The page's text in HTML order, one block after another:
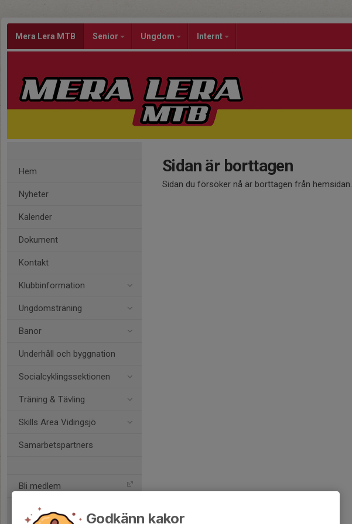
Mera Lera MTB Senior Ungdom Internt
Hem
Nyheter
Kalender
Dokument
Kontakt
Klubbinformation
Ungdomsträning
Banor
Underhåll och byggnation
Socialcyklingssektionen
Träning & Tävling
Skills Area Vidingsjö
Samarbetspartners
Bli medlem
Sidan är borttagen
Sidan du försöker nå är borttagen från hemsidan.
Godkänn kakor